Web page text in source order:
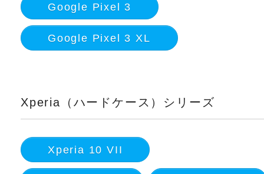
Google Pixel 3
Google Pixel 3 XL
Xperia（ハードケース）シリーズ
Xperia 10 VII